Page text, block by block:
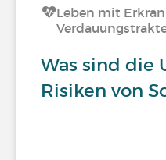
Leben mit
Was sind die
Risiken von